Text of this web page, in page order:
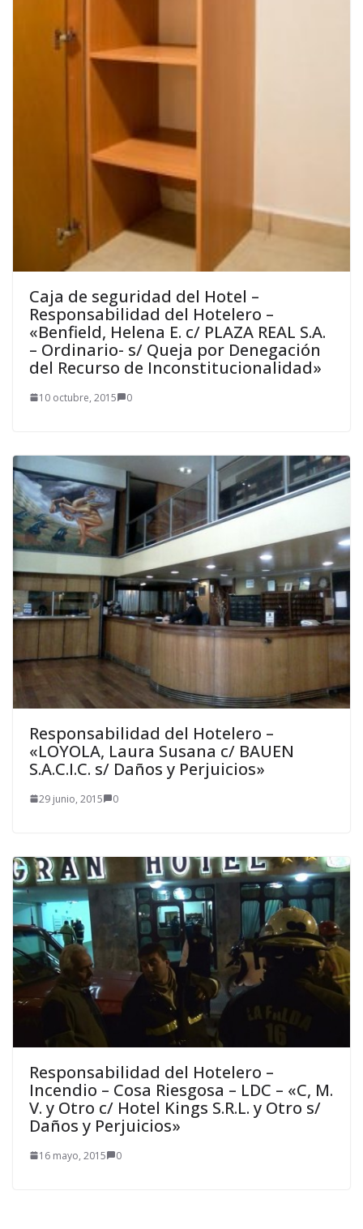
Caja de seguridad del Hotel –
Responsabilidad del Hotelero –
«Benfield, Helena E. c/ PLAZA REAL S.A.
– Ordinario- s/ Queja por Denegación
del Recurso de Inconstitucionalidad»
10 octubre, 2015 0
Responsabilidad del Hotelero –
«LOYOLA, Laura Susana c/ BAUEN
S.A.C.I.C. s/ Daños y Perjuicios»
29 junio, 2015 0
Responsabilidad del Hotelero –
Incendio – Cosa Riesgosa – LDC – «C, M.
V. y Otro c/ Hotel Kings S.R.L. y Otro s/
Daños y Perjuicios»
16 mayo, 2015 0